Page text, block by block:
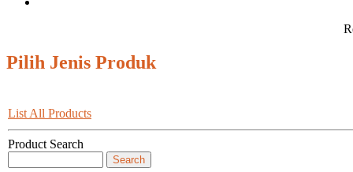
Pilih Jenis Produk
List All Products
Product Search